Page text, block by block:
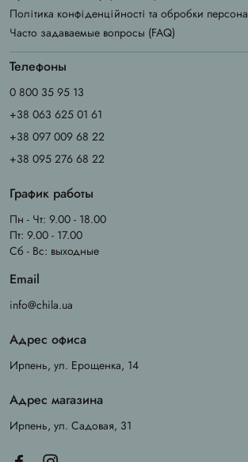
Політика конфіденційності та обробки
Часто задаваемые вопросы (FAQ)
Телефоны
0 800 35 95 13
+38 063 625 01 61
+38 097 009 68 22
+38 095 276 68 22
График работы
Пн - Чт: 9.00 - 18.00
Пт: 9.00 - 17.00
Сб - Вс: выходные
Email
info@chila.ua
Адрес офиса
Ирпень, ул. Ерощенка, 14
Адрес магазина
Ирпень, ул. Садовая, 31